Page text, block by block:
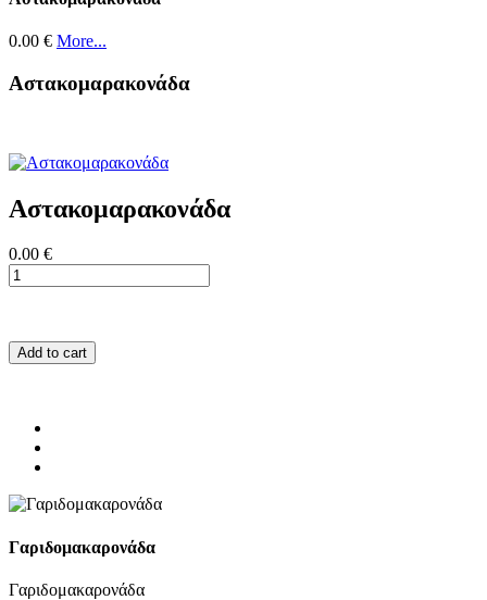
0.00 € More...
Αστακομαρακονάδα
Αστακομαρακονάδα
0.00 €
Add to cart
Γαριδομακαρονάδα
Γαριδομακαρονάδα